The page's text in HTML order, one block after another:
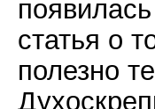
статья о
полезно